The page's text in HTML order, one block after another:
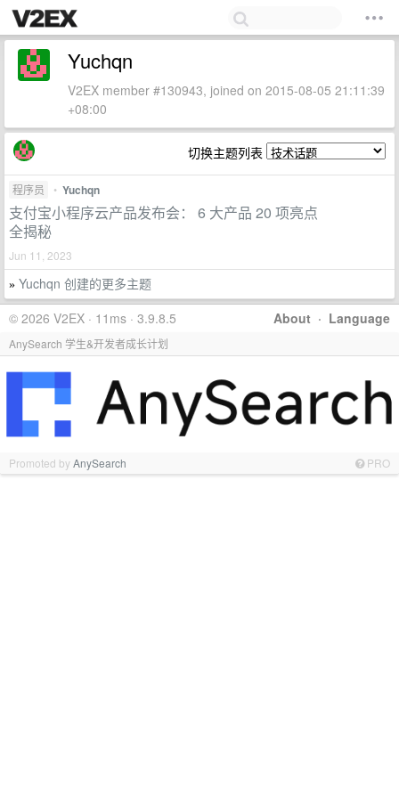
Yuchqn
V2EX member #130943, joined on 2015-08-05 21:11:39
+08:00
切换主题列表
程序员 • Yuchqn
支付宝小程序云产品发布会： 6 大产品 20 项亮点
全揭秘
Jun 11, 2023
» Yuchqn 创建的更多主题
About · Language
© 2026 V2EX · 11ms · 3.9.8.5
AnySearch 学生&开发者成长计划
Promoted byAnySearch PRO